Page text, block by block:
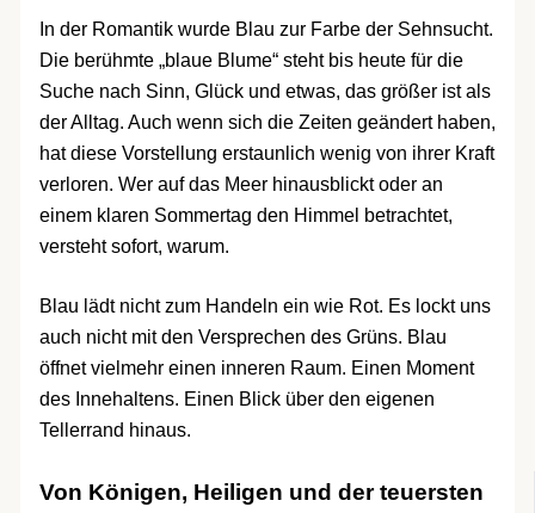
In der Romantik wurde Blau zur Farbe der Sehnsucht.
Die berühmte „blaue Blume“ steht bis heute für die
Suche nach Sinn, Glück und etwas, das größer ist als
der Alltag. Auch wenn sich die Zeiten geändert haben,
hat diese Vorstellung erstaunlich wenig von ihrer Kraft
verloren. Wer auf das Meer hinausblickt oder an
einem klaren Sommertag den Himmel betrachtet,
versteht sofort, warum.
Blau lädt nicht zum Handeln ein wie Rot. Es lockt uns
auch nicht mit den Versprechen des Grüns. Blau
öffnet vielmehr einen inneren Raum. Einen Moment
des Innehaltens. Einen Blick über den eigenen
Tellerrand hinaus.
Von Königen, Heiligen und der teuersten